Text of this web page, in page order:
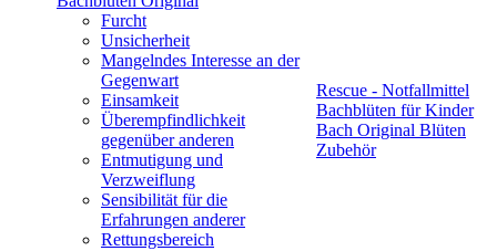
Furcht
Unsicherheit
Mangelndes Interesse an der
Gegenwart
Einsamkeit
Überempfindlichkeit
gegenüber anderen
Entmutigung und
Verzweiflung
Sensibilität für die
Erfahrungen anderer
Rettungsbereich
Rescue - Notfallmittel
Bachblüten für Kinder
Bach Original Blüten
Zubehör